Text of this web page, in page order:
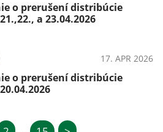
o prerušení distribúcie
a 23.04.2026
17. APR 2026
o prerušení distribúcie